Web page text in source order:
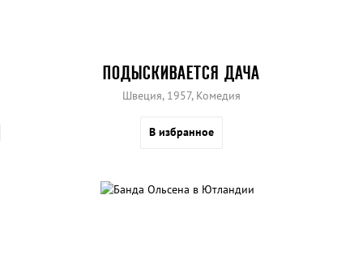
ПОДЫСКИВАЕТСЯ ДАЧА
Швеция, 1957, Комедия
В избранное